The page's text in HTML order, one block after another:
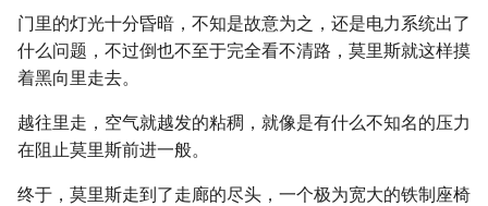
门里的灯光十分昏暗，不知是故意为之，还是电力系统出了
什么问题，不过倒也不至于完全看不清路，莫里斯就这样摸
着黑向里走去。
越往里走，空气就越发的粘稠，就像是有什么不知名的压力
在阻止莫里斯前进一般。
终于，莫里斯走到了走廊的尽头，一个极为宽大的铁制座椅